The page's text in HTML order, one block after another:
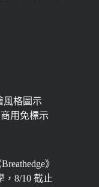
風格圖示
用免標示
》
，8/10 截止